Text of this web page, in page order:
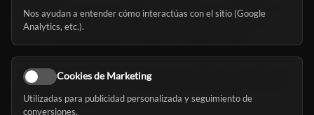
residencia de mayores, y es importante evaluar todas las
En el vídeo a continuación, encontrarás información sobre cada
una de estas opciones, así como consejos útiles para tomar una
decisión informada.
Nos ayudan a entender cómo interactúas con el sitio (Google
Analytics, etc.).
Cookies de Marketing
Utilizadas para publicidad personalizada y seguimiento de
conversiones.